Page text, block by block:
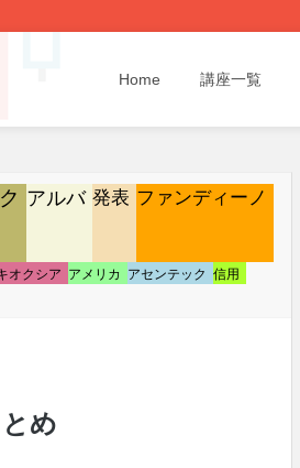
Home 講座一覧
アルバ 発表 ファンディーノ
オクシア アメリカ アセンテック 信用
め